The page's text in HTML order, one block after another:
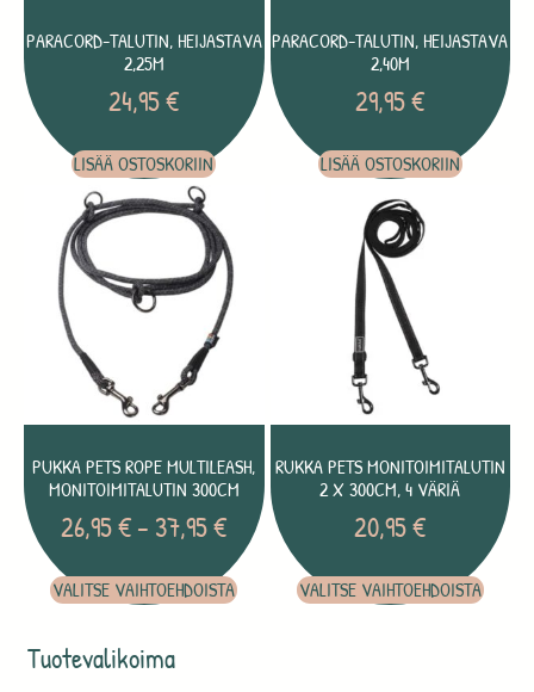
Tuotevalikoima
PARACORD-TALUTIN, HEIJASTAVA
2,25M
24,95€
LISÄÄ OSTOSKORIIN
PARACORD-TALUTIN, HEIJASTAVA
2,40M
29,95€
LISÄÄ OSTOSKORIIN
PUKKA PETS ROPE MULTILEASH,
MONITOIMITALUTIN 300CM
26,95€– 37,95€
VALITSE VAIHTOEHDOISTA
RUKKA PETS MONITOIMITALUTIN
2 X 300CM, 4 VÄRIÄ
20,95€
VALITSE VAIHTOEHDOISTA